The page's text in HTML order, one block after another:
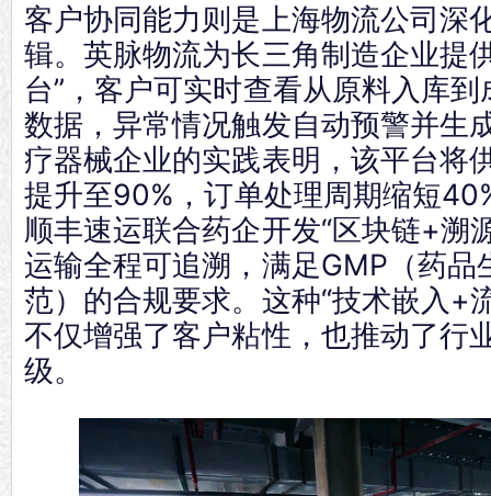
客户协同能力则是上海物流公司深
辑。英脉物流为长三角制造企业提
台”，客户可实时查看从原料入库
数据，异常情况触发自动预警并生
疗器械企业的实践表明，该平台将
提升至90%，订单处理周期缩短
顺丰速运联合药企开发“区块链+溯
运输全程可追溯，满足GMP（药品
范）的合规要求。这种“技术嵌入+
不仅增强了客户粘性，也推动了行
级。